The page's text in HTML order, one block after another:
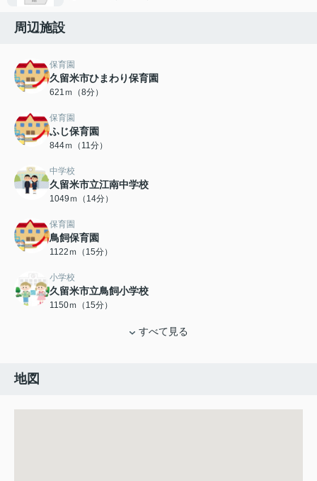
周辺施設
保育園
久留米市ひまわり保育園
621ｍ（8分）
保育園
ふじ保育園
844ｍ（11分）
中学校
久留米市立江南中学校
1049ｍ（14分）
保育園
鳥飼保育園
1122ｍ（15分）
小学校
久留米市立鳥飼小学校
1150ｍ（15分）
すべて見る
地図